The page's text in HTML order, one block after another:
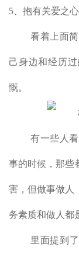
5、抱有关爱之心
看着上面
己身边和经历
慨。
有一些人
事的时候，那些
害，但做事做人
务素质和做人都
里面提到